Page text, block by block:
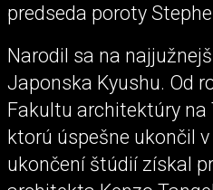
predseda poroty
Narodil sa na
Japonska Kyushu. Od
Fakultu architektúry na
ktorú úspešne ukončil
ukončení štúdií získal